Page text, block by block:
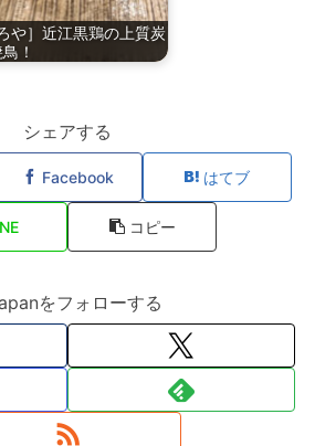
や］近江黒鶏の上質炭
！
シェアする
Facebook はてブ
コピー
をフォローする